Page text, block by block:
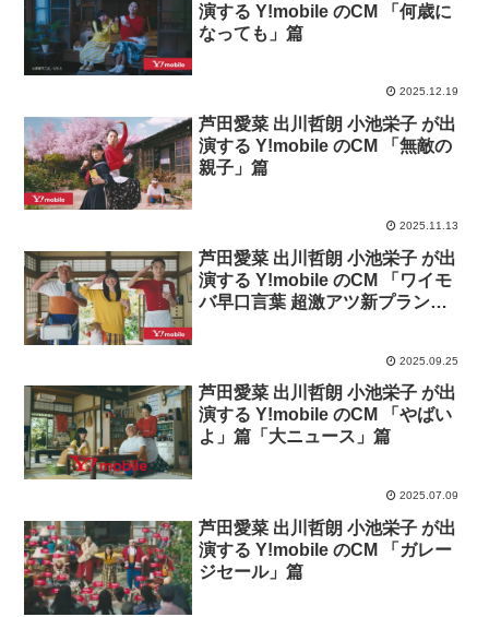
演する Y!mobile のCM 「何歳に
なっても」篇
2025.12.19
芦田愛菜 出川哲朗 小池栄子 が出
演する Y!mobile のCM 「無敵の
親子」篇
2025.11.13
芦田愛菜 出川哲朗 小池栄子 が出
演する Y!mobile のCM 「ワイモ
バ早口言葉 超激アツ新プラン登
2025.09.25
芦田愛菜 出川哲朗 小池栄子 が出
演する Y!mobile のCM 「やばい
よ」篇「大ニュース」篇
2025.07.09
芦田愛菜 出川哲朗 小池栄子 が出
演する Y!mobile のCM 「ガレー
ジセール」篇